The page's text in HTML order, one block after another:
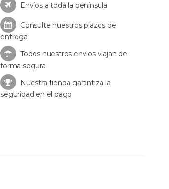
Envíos a toda la península
Consulte nuestros plazos de
entrega
Todos nuestros envios viajan de
forma segura
Nuestra tienda garantiza la
seguridad en el pago